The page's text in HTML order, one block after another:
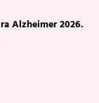
Alzheimer 2026.